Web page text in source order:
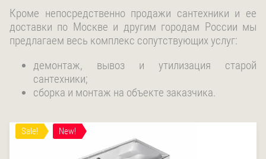
Кроме непосредственно продажи сантехники и ее
доставки по Москве и другим городам России мы
предлагаем весь комплекс сопутствующих услуг:
демонтаж, вывоз и утилизация старой
сантехники;
сборка и монтаж на объекте заказчика.
Sale! New!